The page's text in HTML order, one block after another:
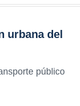
urbana del
público